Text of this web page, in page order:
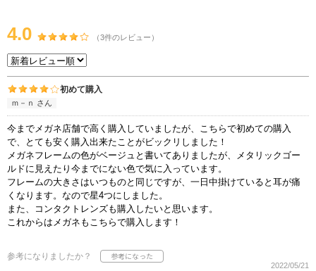
4.0 （3件のレビュー）
初めて購入
ｍ－ｎ さん
今までメガネ店舗で高く購入していましたが、こちらで初めての購入
で、とても安く購入出来たことがビックリしました！
メガネフレームの色がベージュと書いてありましたが、メタリックゴー
ルドに見えたり今までにない色で気に入っています。
フレームの大きさはいつものと同じですが、一日中掛けていると耳が痛
くなります。なので星4つにしました。
また、コンタクトレンズも購入したいと思います。
これからはメガネもこちらで購入します！
参考になりましたか？
2022/05/21